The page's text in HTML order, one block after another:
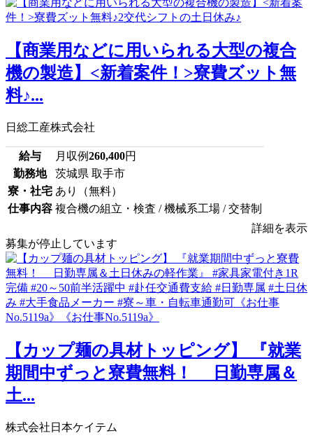
【商業用などに用いられる大型の複合
機の製造】<新着案件！>寮費ズット無
料♪...
日総工産株式会社
給与 月収例260,400円
勤務地
茨城県 取手市
寮・社宅 あり（無料）
仕事内容 複合機の組立・検査 / 機械系工場 / 交替制
詳細を表示
募集が停止しています
【カップ麺の具材トッピング】 『就業
期間中ずっと寮費無料！ 日勤専属＆
土...
株式会社日本ケイテム